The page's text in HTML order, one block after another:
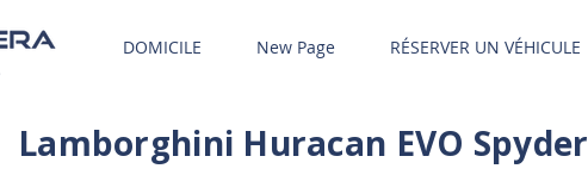
DOMICILE New Page RÉSERVER UN VÉHICULE
Lamborghini Huracan EVO Spyder